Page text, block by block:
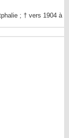
; † vers 1904 à